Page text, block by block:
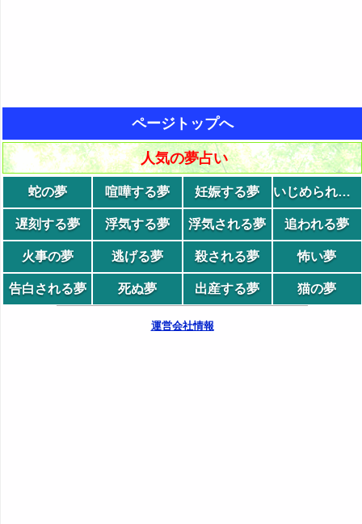
ページトップへ
人気の夢占い
蛇の夢 喧嘩する夢 妊娠する夢 いじめられる夢
遅刻する夢 浮気する夢 浮気される夢 追われる夢
火事の夢 逃げる夢 殺される夢 怖い夢
告白される夢 死ぬ夢 出産する夢 猫の夢
運営会社情報